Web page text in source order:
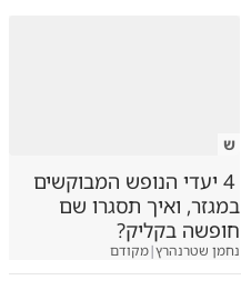
ש
4 יעדי הנופש המבוקשים
במגזר, ואיך תסגרו שם
חופשה בקליק?
נחמן שטרנהרץ|מקודם